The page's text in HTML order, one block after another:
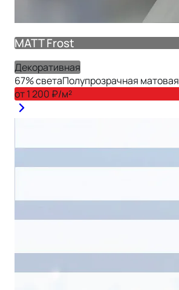
MATT Frost
Декоративная
67% светаПолупрозрачная матовая
от1 200 ₽/м²